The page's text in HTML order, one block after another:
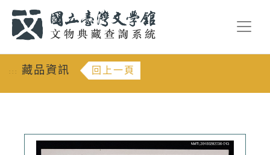
::: 藏品資訊 回上一頁